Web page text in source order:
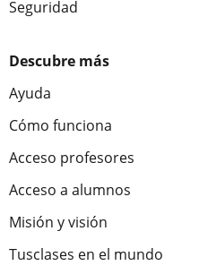
Seguridad
Descubre más
Ayuda
Cómo funciona
Acceso profesores
Acceso a alumnos
Misión y visión
Tusclases en el mundo